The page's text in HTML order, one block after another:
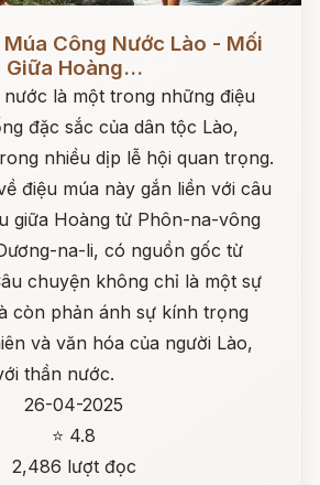
Công Nước Lào - Mối
Giữa Hoàng...
là một trong những điệu
đặc sắc của dân tộc Lào,
nhiều dịp lễ hội quan trọng.
điệu múa này gắn liền với câu
giữa Hoàng tử Phôn-na-vông
na-li, có nguồn gốc từ
chuyện không chỉ là một sự
còn phản ánh sự kính trọng
và văn hóa của người Lào,
thần nước.
26-04-2025
⭐ 4.8
2,486 lượt đọc